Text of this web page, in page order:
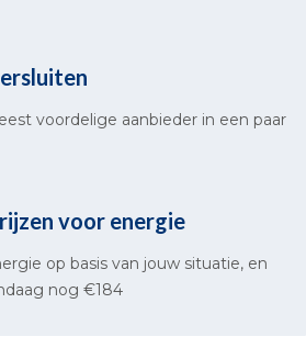
voordelige aanbieder in een paar
voor energie
op basis van jouw situatie, en
nog €184